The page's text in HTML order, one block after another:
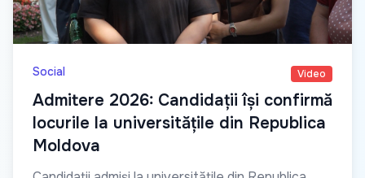
Social Video
Admitere 2026: Candidații își confirmă
locurile la universitățile din Republica
Moldova